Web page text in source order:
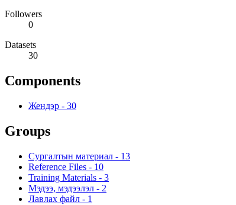
Followers
0
Datasets
30
Components
Жендэр - 30
Groups
Сургалтын материал - 13
Reference Files - 10
Training Materials - 3
Мэдээ, мэдээлэл - 2
Лавлах файл - 1